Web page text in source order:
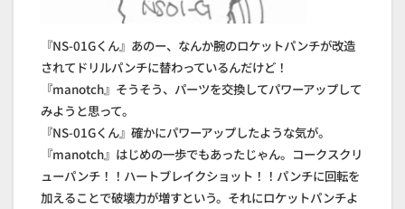
『NS-01Gくん』あのー、なんか腕のロケットパンチが改造
されてドリルパンチに替わっているんだけど！
『manotch』そうそう、パーツを交換してパワーアップして
みようと思って。
『NS-01Gくん』確かにパワーアップしたような気が。
『manotch』はじめの一歩でもあったじゃん。コークスクリ
ューパンチ！！ハートブレイクショット！！パンチに回転を
加えることで破壊力が増すという。それにロケットパンチよ